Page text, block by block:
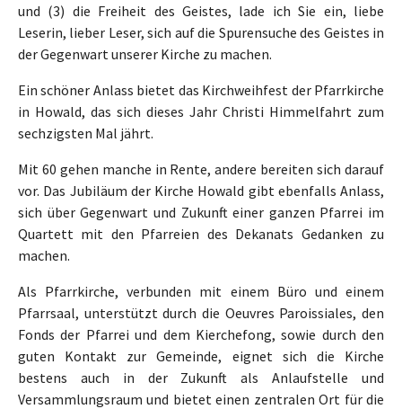
und (3) die Freiheit des Geistes, lade ich Sie ein, liebe
Leserin, lieber Leser, sich auf die Spurensuche des Geistes in
der Gegenwart unserer Kirche zu machen.
Ein schöner Anlass bietet das Kirchweihfest der Pfarrkirche
in Howald, das sich dieses Jahr Christi Himmelfahrt zum
sechzigsten Mal jährt.
Mit 60 gehen manche in Rente, andere bereiten sich darauf
vor. Das Jubiläum der Kirche Howald gibt ebenfalls Anlass,
sich über Gegenwart und Zukunft einer ganzen Pfarrei im
Quartett mit den Pfarreien des Dekanats Gedanken zu
machen.
Als Pfarrkirche, verbunden mit einem Büro und einem
Pfarrsaal, unterstützt durch die Oeuvres Paroissiales, den
Fonds der Pfarrei und dem Kierchefong, sowie durch den
guten Kontakt zur Gemeinde, eignet sich die Kirche
bestens auch in der Zukunft als Anlaufstelle und
Versammlungsraum und bietet einen zentralen Ort für die